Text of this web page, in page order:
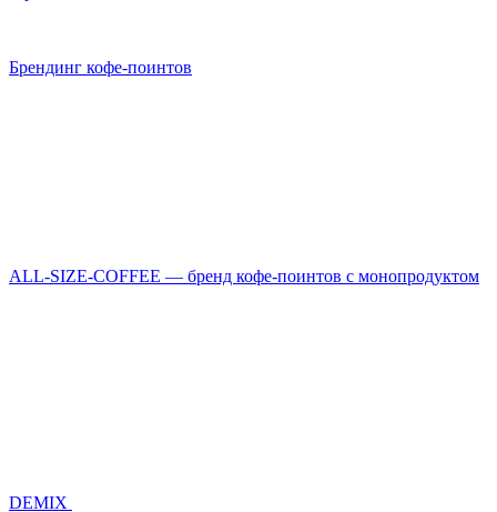
Брендинг кофе-поинтов
ALL-SIZE-COFFEE — бренд кофе-поинтов с монопродуктом
DEMIX